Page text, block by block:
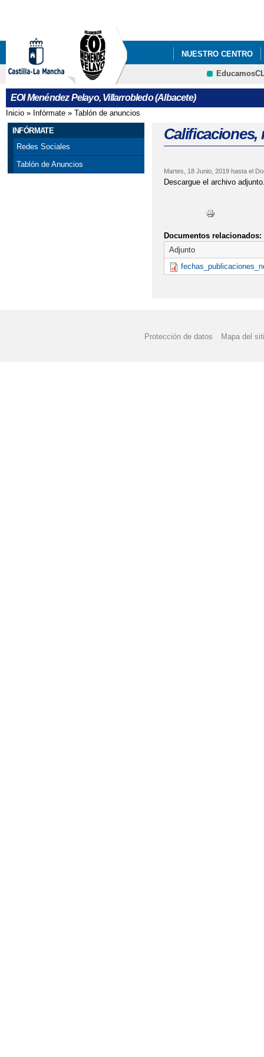
NUESTRO CENTRO
EOI Menéndez Pelayo, Villarrobledo (Albacete)
Se encuentra usted aquí
Inicio » Infórmate » Tablón de anuncios
INFÓRMATE
Redes Sociales
Tablón de Anuncios
Calificaciones,
Martes, 18 Junio, 2019hasta el
Descargue el archivo
Documentos relacionados:
Adjunto
Protección de datos Mapa del